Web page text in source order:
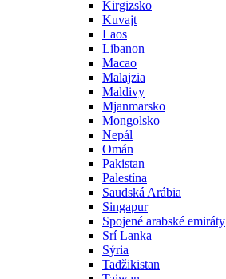
Kirgizsko
Kuvajt
Laos
Libanon
Macao
Malajzia
Maldivy
Mjanmarsko
Mongolsko
Nepál
Omán
Pakistan
Palestína
Saudská Arábia
Singapur
Spojené arabské emiráty
Srí Lanka
Sýria
Tadžikistan